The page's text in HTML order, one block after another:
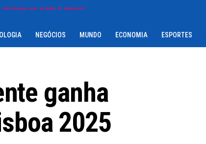
NEGÓCIOS MUNDO ECONOMIA ESPORTES
ganha
2025